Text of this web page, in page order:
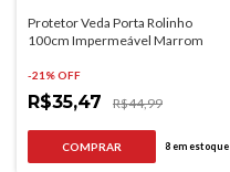
Protetor Veda Porta Rolinho
100cm Impermeável Marrom
-21 % OFF
R$35,47 R$44,99
8em estoque